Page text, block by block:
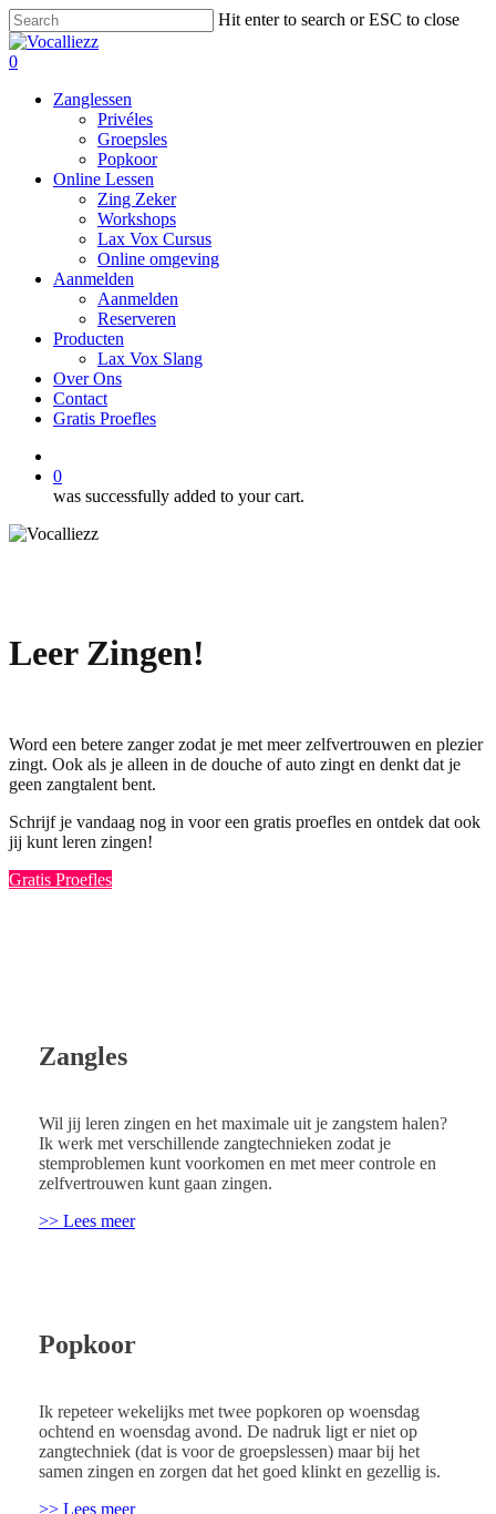
Skip
to
main
Hit enter to search or ESC to close
Close
Search
0
Zanglessen
Privéles
Groepsles
Popkoor
Online Lessen
Zing Zeker
Workshops
Lax Vox Cursus
Online omgeving
Aanmelden
Aanmelden
Reserveren
Producten
Lax Vox Slang
Over Ons
Contact
Gratis Proefles
0
was successfully added to your cart.
Leer Zingen!
Word een betere zanger zodat je met meer zelfvertrouwen en plezier
zingt. Ook als je alleen in de douche of auto zingt en denkt dat je
geen zangtalent bent.
Schrijf je vandaag nog in voor een gratis proefles en ontdek dat ook
jij kunt leren zingen!
Gratis Proefles
Zangles
Wil jij leren zingen en het maximale uit je zangstem halen?
Ik werk met verschillende zangtechnieken zodat je
stemproblemen kunt voorkomen en met meer controle en
zelfvertrouwen kunt gaan zingen.
>> Lees meer
Popkoor
Ik repeteer wekelijks met twee popkoren op woensdag
ochtend en woensdag avond. De nadruk ligt er niet op
zangtechniek (dat is voor de groepslessen) maar bij het
samen zingen en zorgen dat het goed klinkt en gezellig is.
>> Lees meer